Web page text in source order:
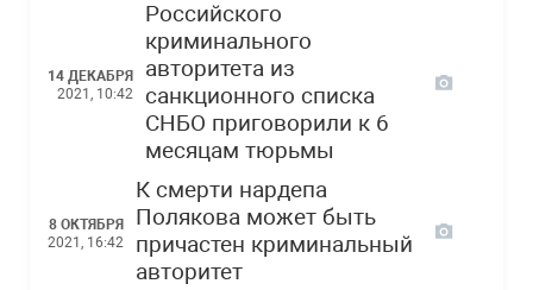
14 ДЕКАБРЯ
2021, 10:42
Российского
криминального
авторитета из
санкционного списка
СНБО приговорили к 6
месяцам тюрьмы
8 ОКТЯБРЯ
2021, 16:42
К смерти нардепа
Полякова может быть
причастен криминальный
авторитет